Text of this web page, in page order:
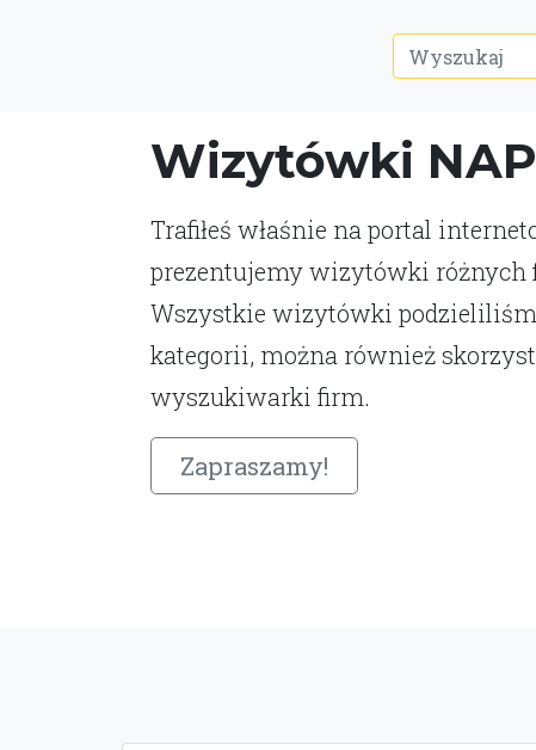
Wizytówki NAP
Trafiłeś właśnie na portal
prezentujemy wizytówki różnych
Wszystkie wizytówki
kategorii, można również
wyszukiwarki firm.
Zapraszamy!